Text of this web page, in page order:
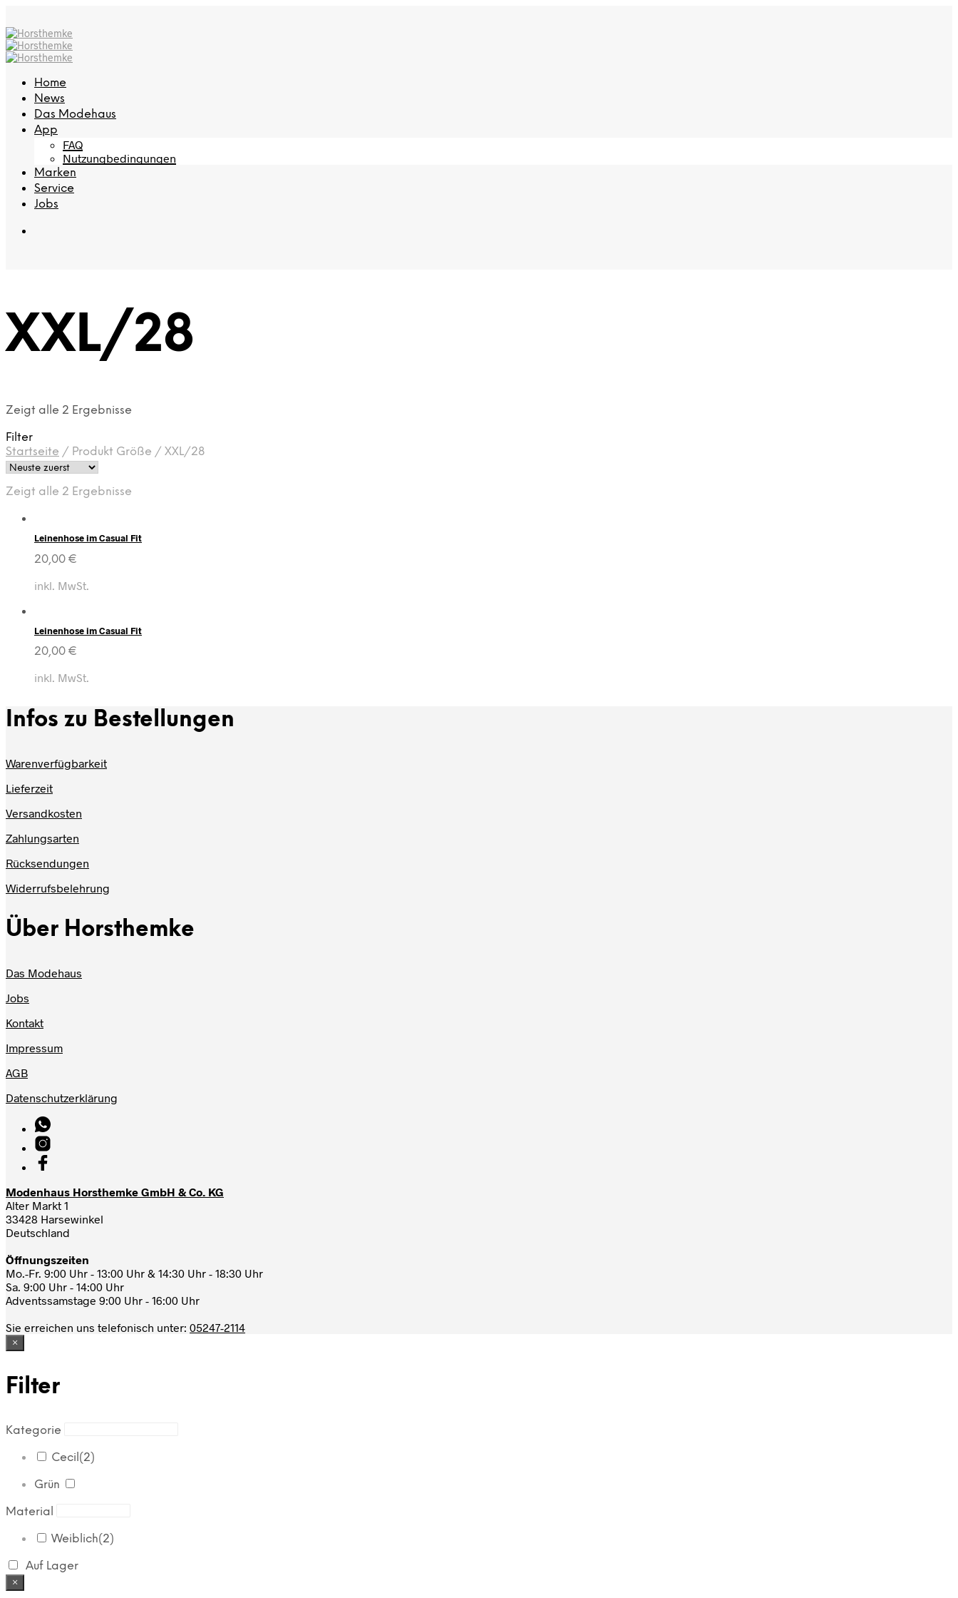
Home
News
Das Modehaus
App
FAQ
Nutzungbedingungen
Marken
Service
Jobs
XXL/28
Zeigt alle 2 Ergebnisse
Filter
Startseite / Produkt Größe / XXL/28
Zeigt alle 2 Ergebnisse
Leinenhose im Casual Fit
20,00 €
inkl. MwSt.
Leinenhose im Casual Fit
20,00 €
inkl. MwSt.
Infos zu Bestellungen
Warenverfügbarkeit
Lieferzeit
Versandkosten
Zahlungsarten
Rücksendungen
Widerrufsbelehrung
Über Horsthemke
Das Modehaus
Jobs
Kontakt
Impressum
AGB
Datenschutzerklärung
Modenhaus Horsthemke GmbH & Co. KG
Alter Markt 1
33428 Harsewinkel
Deutschland
Öffnungszeiten
Mo.-Fr. 9:00 Uhr - 13:00 Uhr & 14:30 Uhr - 18:30 Uhr
Sa. 9:00 Uhr - 14:00 Uhr
Adventssamstage 9:00 Uhr - 16:00 Uhr
Sie erreichen uns telefonisch unter: 05247-2114
×
Filter
Kategorie
Cecil (2)
Grün
Material
Weiblich(2)
Auf Lager
×